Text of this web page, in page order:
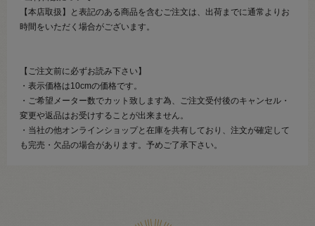
【本店取扱】と表記のある商品を含むご注文は、出荷までに通常よりお
時間をいただく場合がございます。
【ご注文前に必ずお読み下さい】
・表示価格は10cmの価格です。
・ご希望メーター数でカット致します為、ご注文受付後のキャンセル・
変更や返品はお受けすることが出来ません。
・当社の他オンラインショップと在庫を共有しており、注文が確定して
も完売・欠品の場合があります。予めご了承下さい。